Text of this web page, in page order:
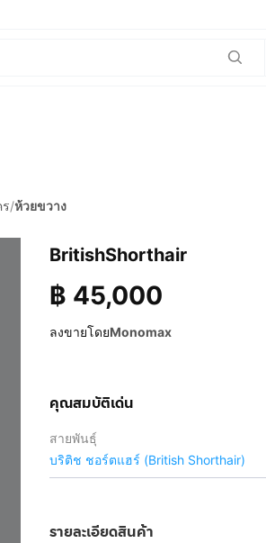
/ห้วยขวาง
BritishShorthair
฿ 45,000
ลงขายโดยMonomax
คุณสมบัติเด่น
สายพันธุ์
บริติช ชอร์ตแฮร์ (British Shorthair)
รายละเอียดสินค้า